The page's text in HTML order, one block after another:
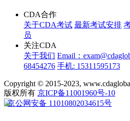
CDA合作
关于CDA考试 最新考试安排
员
关注CDA
关于我们 Email：
68454276 手机: 15311595173
Copyright © 2015-2023,
版权所有 京ICP备11001960号-10
京公网安备 11010802034615号